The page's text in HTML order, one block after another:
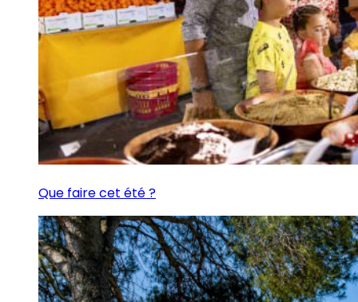
Que faire cet été ?